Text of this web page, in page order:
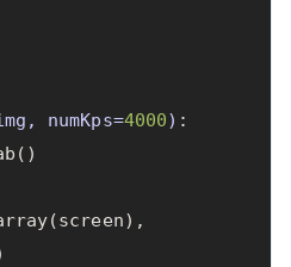
, numKps=4000) :
()
(screen),